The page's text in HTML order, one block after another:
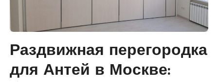
Раздвижная перегородка
для Антей в Москве: